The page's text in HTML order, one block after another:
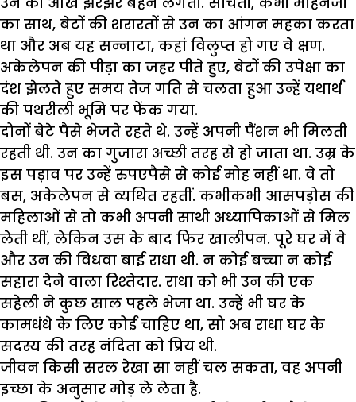
का साथ, बेटों की शरारतों से उन का आंगन महका करता
था और अब यह सन्नाटा, कहां विलुप्त हो गए वे क्षण.
अकेलेपन की पीड़ा का जहर पीते हुए, बेटों की उपेक्षा का
दंश झेलते हुए समय तेज गति से चलता हुआ उन्हें यथार्थ
की पथरीली भूमि पर फेंक गया.
दोनों बेटे पैसे भेजते रहते थे. उन्हें अपनी पैंशन भी मिलती
रहती थी. उन का गुजारा अच्छी तरह से हो जाता था. उम्र के
इस पड़ाव पर उन्हें रुपएपैसे से कोई मोह नहीं था. वे तो
बस, अकेलेपन से व्यथित रहतीं. कभीकभी आसपड़ोस की
महिलाओं से तो कभी अपनी साथी अध्यापिकाओं से मिल
लेती थीं, लेकिन उस के बाद फिर खालीपन. पूरे घर में वे
और उन की विधवा बाई राधा थी. न कोई बच्चा न कोई
सहारा देने वाला रिश्तेदार. राधा को भी उन की एक
सहेली ने कुछ साल पहले भेजा था. उन्हें भी घर के
कामधंधे के लिए कोई चाहिए था, सो अब राधा घर के
सदस्य की तरह नंदिता को प्रिय थी.
जीवन किसी सरल रेखा सा नहीं चल सकता, वह अपनी
इच्छा के अनुसार मोड़ ले लेता है.